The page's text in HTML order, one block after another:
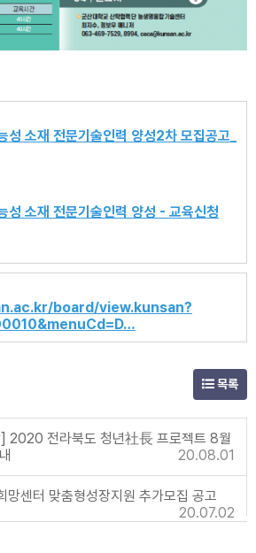
성 소재 전문기술인력 양성2차 모집공고_
성 소재 전문기술인력 양성 - 교육신청
board/view.kunsan?
목록
] 2020 전라북도 청년社長 프로젝트 8월
20.08.01
망센터 맞춤형성장지원 추가모집 공고
20.07.02